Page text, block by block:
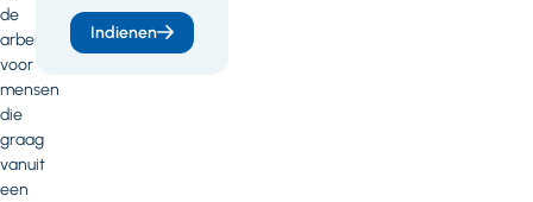
de
arbeidsmarkt
voor
mensen
die
graag
vanuit
een
of
je
Indienen